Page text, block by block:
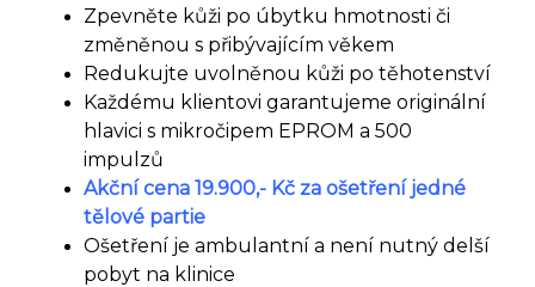
Zpevněte kůži po úbytku hmotnosti či
změněnou s přibývajícím věkem
Redukujte uvolněnou kůži po těhotenství
Každému klientovi garantujeme originální
hlavici s mikročipem EPROM a 500
impulzů
Akční cena 19.900,- Kč za ošetření jedné
tělové partie
Ošetření je ambulantní a není nutný delší
pobyt na klinice